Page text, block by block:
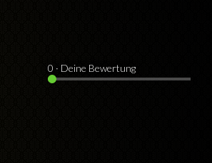
0 · Deine Bewertung